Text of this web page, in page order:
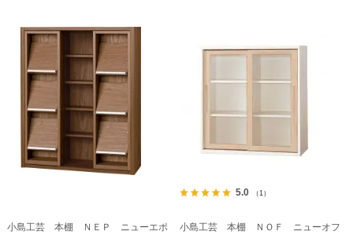
小島工芸 本棚 ＮＥＰ ニューエポ
5.0 （1）
小島工芸 本棚 ＮＯＦ ニューオフ